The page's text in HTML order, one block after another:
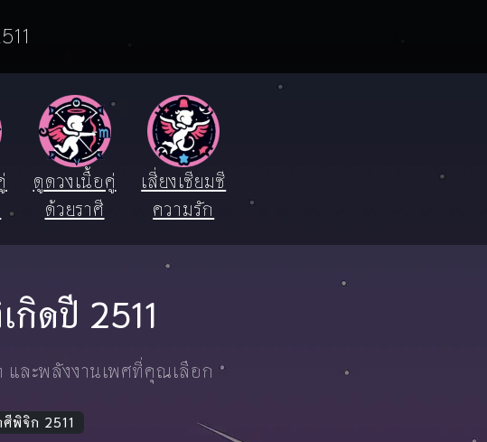
ดูดวงเนื้อคู่
ด้วยราศี
เสี่ยงเซียมซี
ความรัก
กิดปี 2511
และพลังงานเพศที่คุณเลือก
พิจิก 2511